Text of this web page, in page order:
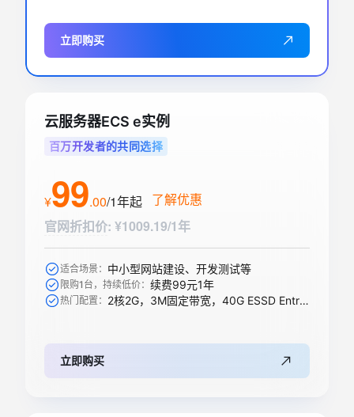
立即购买
云服务器ECS e实例
百万开发者的共同选择
¥99.00/1年起 了解优惠
官网折扣价: ¥1009.19/1年
适合场景： 中小型网站建设、开发测试等
限购1台，持续低价： 续费99元1年
热门配置： 2核2G，3M固定带宽，40G ESSD Entry盘
立即购买